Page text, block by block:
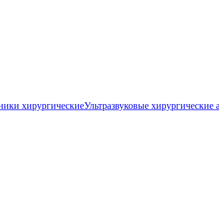
хирургическиеУльтразвуковые хирургические